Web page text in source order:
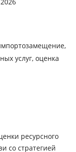
услуг, оценка
ресурсного
со стратегией